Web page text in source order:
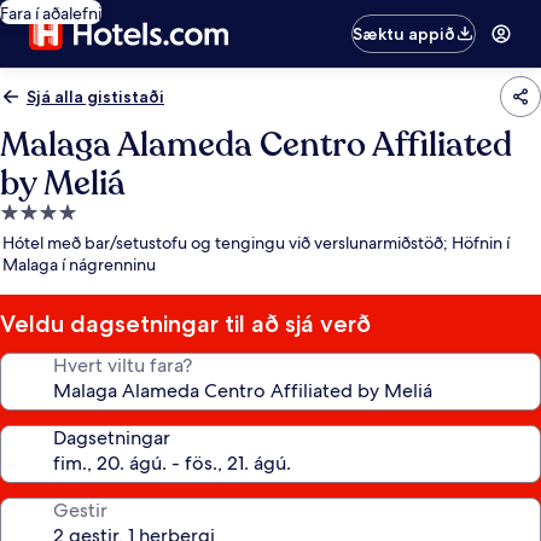
Fara í aðalefni
Sæktu appið
Sjá alla gististaði
Malaga Alameda Centro Affiliated
by Meliá
4.0
stjörnu
gististaður
Hótel með bar/setustofu og tengingu við verslunarmiðstöð; Höfnin í
Malaga í nágrenninu
Veldu dagsetningar til að sjá verð
Hvert viltu fara?
Dagsetningar
Gestir